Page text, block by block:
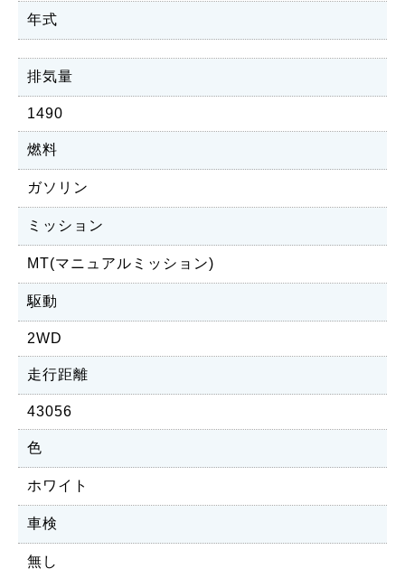
年式
排気量
1490
燃料
ガソリン
ミッション
MT(マニュアルミッション)
駆動
2WD
走行距離
43056
色
ホワイト
車検
無し